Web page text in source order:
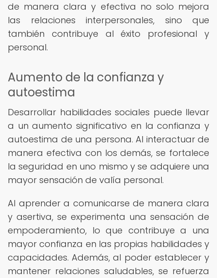
de manera clara y efectiva no solo mejora
las relaciones interpersonales, sino que
también contribuye al éxito profesional y
personal.
Aumento de la confianza y
autoestima
Desarrollar habilidades sociales puede llevar
a un aumento significativo en la confianza y
autoestima de una persona. Al interactuar de
manera efectiva con los demás, se fortalece
la seguridad en uno mismo y se adquiere una
mayor sensación de valía personal.
Al aprender a comunicarse de manera clara
y asertiva, se experimenta una sensación de
empoderamiento, lo que contribuye a una
mayor confianza en las propias habilidades y
capacidades. Además, al poder establecer y
mantener relaciones saludables, se refuerza